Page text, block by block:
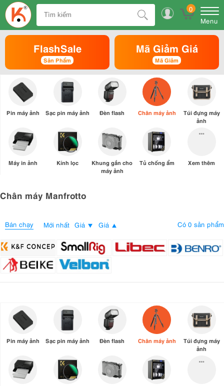
0
Menu
FlashSale
Sản Phẩm
Mã Giảm Giá
Mã Giảm
Pin máy ảnh Sạc pin máy ảnh Đèn flash Chân máy ảnh
Túi đựng máy
ảnh
Máy in ảnh Kính lọc
Khung gắn cho
máy ảnh
Tủ chống ẩm Xem thêm
Chân máy Manfrotto
Bán chạy Mới nhất Giá Giá Có 0 sản phẩm
Pin máy ảnh Sạc pin máy ảnh Đèn flash Chân máy ảnh
Túi đựng máy
ảnh